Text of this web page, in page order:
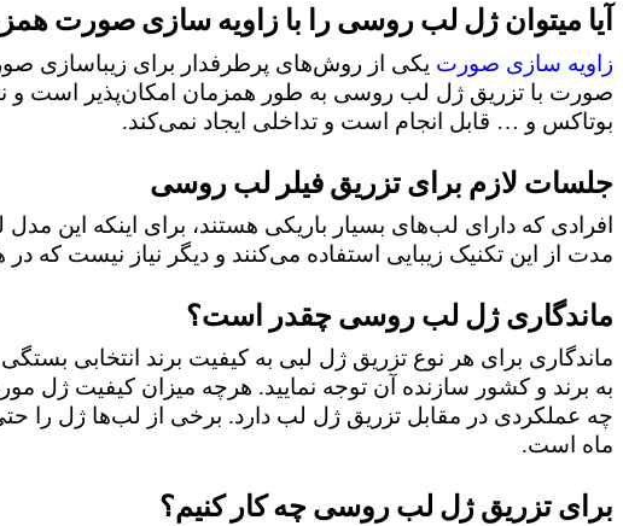
آیا میتوان ژل لب روسی را با زاویه سازی صورت
زاویه سازی صورت یکی از روش‌های پرطرفدار برای زیباسازی
صورت با تزریق ژل لب روسی به طور همزمان امکان‌پذیر است و
بوتاکس و … قابل انجام است و تداخلی ایجاد نمی‌کند.
جلسات لازم برای تزریق فیلر لب روسی
افرادی که دارای لب‌های بسیار باریکی هستند، برای اینکه این
مدت از این تکنیک زیبایی استفاده می‌کنند و دیگر نیاز نیست که در
ماندگاری ژل لب روسی چقدر است؟
ماندگاری برای هر نوع تزریق ژل لبی به کیفیت برند انتخابی
به برند و کشور سازنده آن توجه نمایید. هرچه میزان کیفیت ژل
ماه است.
برای تزریق ژل لب روسی چه کار کنیم؟